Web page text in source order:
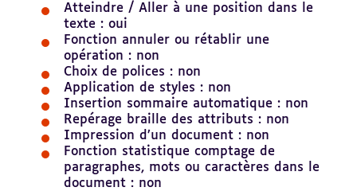
Atteindre / Aller à une position dans le
texte : oui
Fonction annuler ou rétablir une
opération : non
Choix de polices : non
Application de styles : non
Insertion sommaire automatique : non
Repérage braille des attributs : non
Impression d’un document : non
Fonction statistique comptage de
paragraphes, mots ou caractères dans le
document : non